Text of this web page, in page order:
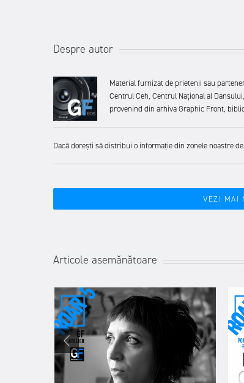
Despre autor
Material furnizat de prietenii sau
Centrul Ceh, Centrul Național al
provenind din arhiva Graphic Front,
Dacă dorești să distribui o informație din zonele noastre
VEZI MAI
Articole asemănătoare